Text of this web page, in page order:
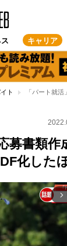
キャリア
ト 「パート就
募書類
化した
arrow_forward_ios